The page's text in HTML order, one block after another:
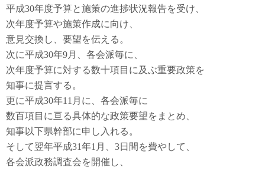
平成30年度予算と施策の進捗状況報告を受け、
次年度予算や施策作成に向け、
意見交換し、要望を伝える。
次に平成30年9月、各会派毎に、
次年度予算に対する数十項目に及ぶ重要政策を
知事に提言する。
更に平成30年11月に、各会派毎に
数百項目に亘る具体的な政策要望をまとめ、
知事以下県幹部に申し入れる。
そして翌年平成31年1月、3日間を費やして、
各会派政務調査会を開催し、